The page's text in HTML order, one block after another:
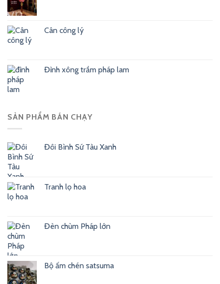
Cân công lý
Đỉnh xông trầm pháp lam
SẢN PHẨM BÁN CHẠY
Đôi Bình Sứ Tàu Xanh
Tranh lọ hoa
Đèn chùm Pháp lớn
Bộ ấm chén satsuma